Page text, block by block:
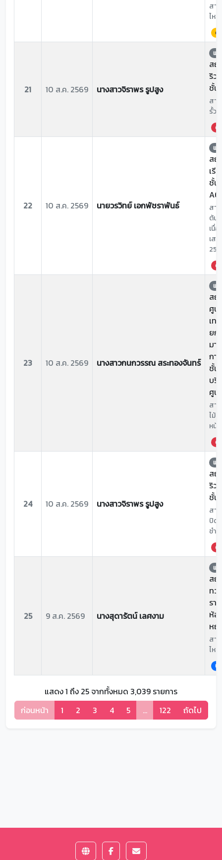
สา
ไห
ด่
21 10 ส.ค. 2569 นางสาวจิราพร รูปสูง
แ
สถ
ริว
ชั้น
สา
รั้ว
ด่
22 10 ส.ค. 2569 นายวรวิทย์ เอกพัชราพันธ์
แจ้
สถ
เรี
ชั้น
A6
สา
ต้น
เนื่
เส
ด่
23 10 ส.ค. 2569 นางสาวกนกวรรณ สระทองจันทร์
แจ้
สถ
ศูน
เท
ยก
มา
กา
ชั้น
บริ
ศูน
สา
ไม้
หน้า
ด่
24 10 ส.ค. 2569 นางสาวจิราพร รูปสูง
แ
สถ
ริว
ชั้น
สา
ปิด
ชำ
ด่
25 9 ส.ค. 2569 นางสุดารัตน์ เลศงาม
แจ้
สถ
ทว
รา
ห้อ
หญิ
สา
ไห
ป
แสดง 1 ถึง 25 จากทั้งหมด 3,039 รายการ
ก่อนหน้า
1 2 3 4 5 … 122 ถัดไป